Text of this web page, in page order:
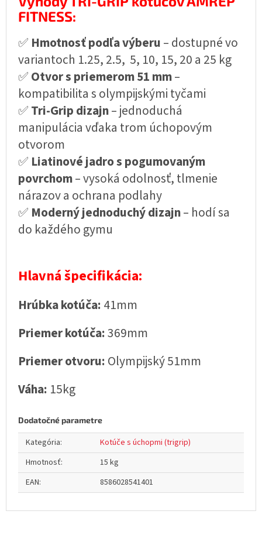
FITNESS:
✅ Hmotnosť podľa výberu– dostupné vo
variantoch 1.25, 2.5, 5, 10, 15, 20 a 25 kg
✅Otvor s priemerom 51 mm–
kompatibilita s olympijskými tyčami
✅Tri-Grip dizajn– jednoduchá
manipulácia vďaka trom úchopovým
otvorom
✅ Liatinové jadro s pogumovaným
povrchom– vysoká odolnosť, tlmenie
nárazov a ochrana podlahy
✅ Moderný jednoduchý dizajn– hodí sa
do každého gymu
Hlavná špecifikácia:
Hrúbka kotúča: 41mm
Priemer kotúča:369mm
Priemer otvoru: Olympijský 51mm
Váha: 15kg
Dodatočné parametre
Kategória:
Kotúče s úchopmi (trigrip)
Hmotnosť:
15 kg
EAN: 8586028541401